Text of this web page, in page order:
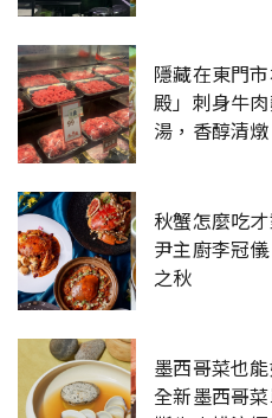
隱藏在東門
殿」刺身牛
湯，香醇清
秋蟹怎麼吃
尹主廚李冠
之秋
墨西哥菜也
全新墨西哥